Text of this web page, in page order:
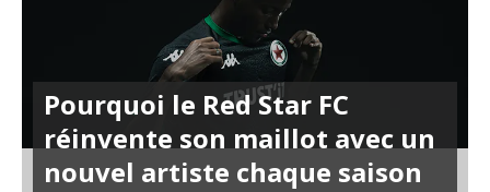
Pourquoi le Red Star FC
réinvente son maillot avec un
nouvel artiste chaque saison